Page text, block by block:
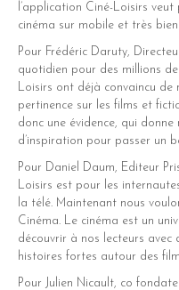
l’application Ciné-Loisirs
cinéma sur mobile et très
Pour Frédéric Daruty,
quotidien pour des millions
Loisirs ont déjà convaincu
pertinence sur les films et
donc une évidence, qui
d’inspiration pour passer un
Pour Daniel Daum, Editeur
Loisirs est pour les
la télé. Maintenant nous
Cinéma. Le cinéma est un
découvrir à nos lecteurs avec
histoires fortes autour des
Pour Julien Nicault, co